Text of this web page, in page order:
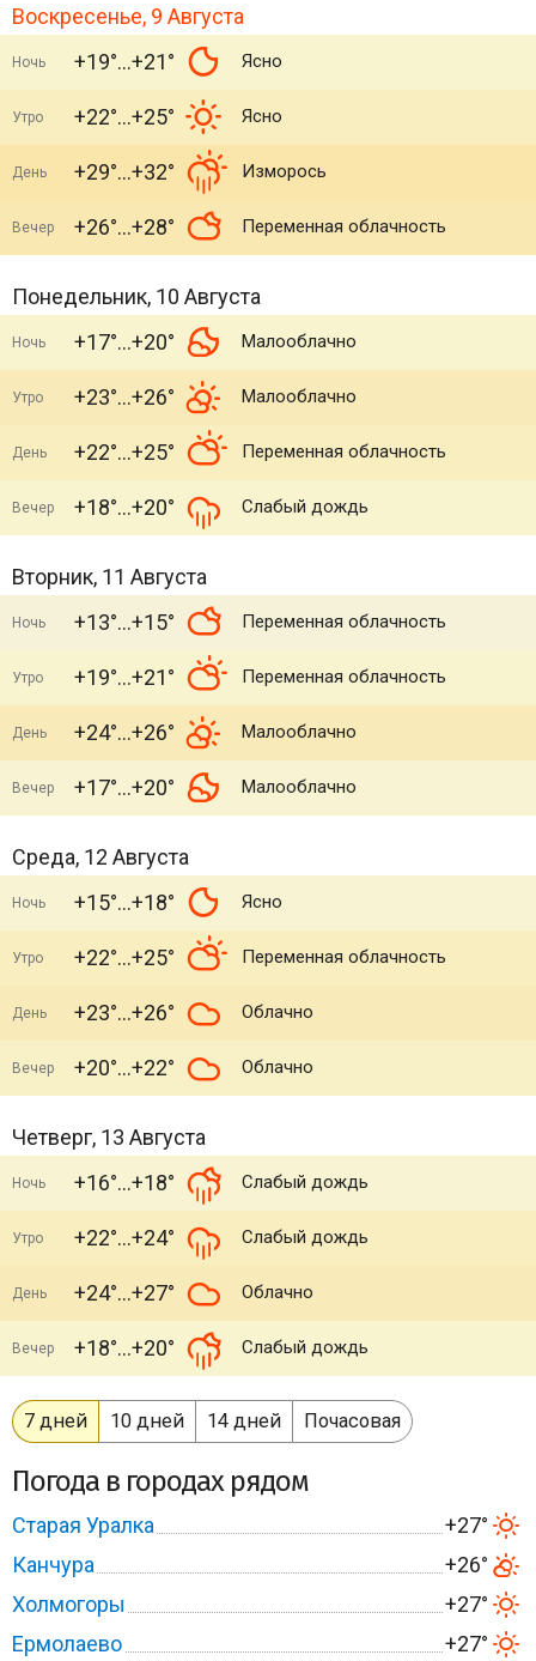
Воскресенье, 9 Августа
Ночь +19° +21° Ясно
Утро +22° +25° Ясно
День +29° +32° Изморось
Вечер +26° +28° Переменная облачность
Понедельник, 10 Августа
Ночь +17° +20° Малооблачно
Утро +23° +26° Малооблачно
День +22° +25° Переменная облачность
Вечер +18° +20° Слабый дождь
Вторник, 11 Августа
Ночь +13° +15° Переменная облачность
Утро +19° +21° Переменная облачность
День +24° +26° Малооблачно
Вечер +17° +20° Малооблачно
Среда, 12 Августа
Ночь +15° +18° Ясно
Утро +22° +25° Переменная облачность
День +23° +26° Облачно
Вечер +20° +22° Облачно
Четверг, 13 Августа
Ночь +16° +18° Слабый дождь
Утро +22° +24° Слабый дождь
День +24° +27° Облачно
Вечер +18° +20° Слабый дождь
7 дней 10 дней 14 дней Почасовая
Погода в городах рядом
Старая Уралка
+27°
Канчура
+26°
Холмогоры
+27°
Ермолаево
+27°